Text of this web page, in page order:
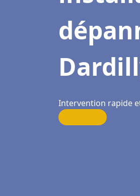
Intervention rapide